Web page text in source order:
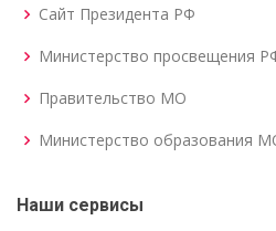
Сайт Президента РФ
Министерство просвещения
Правительство МО
Министерство образования
Наши сервисы